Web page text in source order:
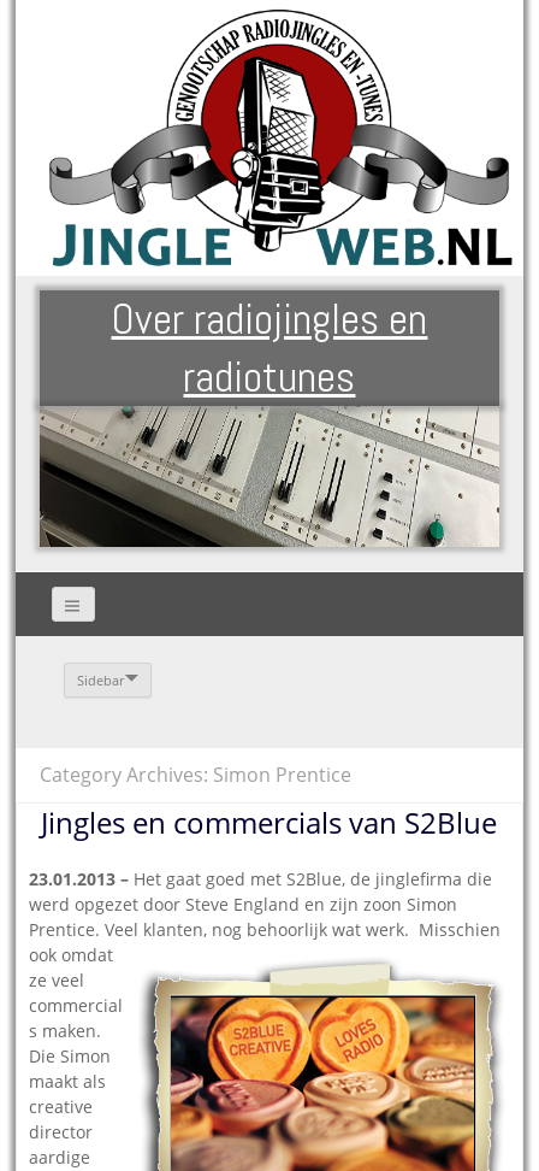
Over radiojingles en
radiotunes
Sidebar
Category Archives: Simon Prentice
Jingles en commercials van S2Blue
23.01.2013 – Het gaat goed met S2Blue, de jinglefirma die
werd opgezet door Steve England en zijn zoon Simon
Prentice. Veel klanten, nog behoorlijk wat werk. Misschien
ook omdat
ze veel
commercial
s maken.
Die Simon
maakt als
creative
director
aardige